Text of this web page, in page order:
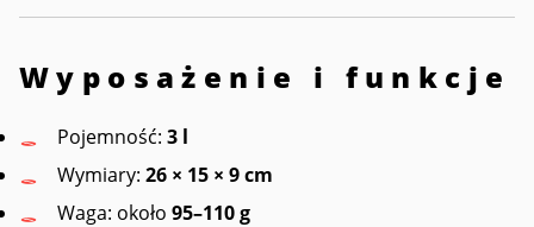
Wyposażenie i funkcje
Pojemność: 3 l
Wymiary: 26 × 15 × 9 cm
Waga: około 95–110 g